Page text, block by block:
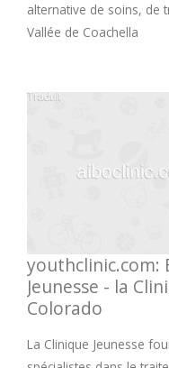
alternative de soins, de
Vallée de Coachella
youthclinic.com:
Jeunesse - la
Colorado
La Clinique Jeunesse